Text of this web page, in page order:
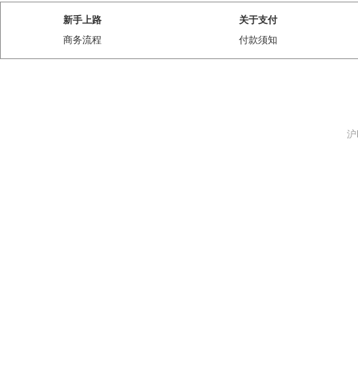
新手上路
商务流程
关于支付
付款须知